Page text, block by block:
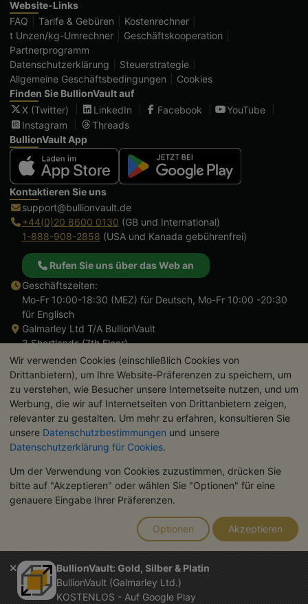
Wir verwenden Cookies (einschließlich Cookies von
Drittanbietern), um Ihre Website-Präferenzen zu speichern, um
zu verstehen, wie Besucher unsere Internetseite nutzen, und um
Werbung, die wir auf Internetseiten von Drittanbietern zeigen,
relevanter zu gestalten. Um mehr zu erfahren, konsultieren Sie
unsere Datenschutzbestimmungen und unsere
Datenschutzerklärung für Cookies.
Um der Verwendung von Cookies zuzustimmen, drücken Sie
bitte auf "Akzeptieren" oder wählen Sie "Optionen" für eine
genauere Eingabe Ihrer Präferenzen.
Optionen Akzeptieren
BullionVault: Gold, Silber & Platin
BullionVault (Galmarley Ltd.)
KOSTENLOS - Auf Google Play
Website-Links
FAQ
Tarife & Gebüren
Kostenrechner
t Unzen/kg-Umrechner
Geschäftskooperation
Partnerprogramm
Datenschutzerklärung
Steuerstrategie
Allgemeine Geschäftsbedingungen
Cookies
Finden Sie BullionVault auf
X (Twitter)
LinkedIn Facebook
YouTube
Instagram
Threads
BullionVault App
Kontaktieren Sie uns
support@bullionvault.de
+44(0)20 8600 0130 (GB und International)
1-888-908-2858 (USA und Kanada gebührenfrei)
Rufen Sie uns über das Web an
Geschäftszeiten:
Mo-Fr 10:00-18:30 (MEZ) für Deutsch, Mo-Fr 10:00 -20:30
für Englisch
Galmarley Ltd T/A BullionVault
3 Shortlands (7th Floor)
Hammersmith
London
W6 8DA
Großbritannien
TrustScore 4.8 | 724 Bewertungen
BITTE BEACHTEN SIE: Der Wert von Edelmetallen kann sowohl
steigen als auch fallen. Historische Trends sind keine Garantie
für zukünftige Preisentwicklungen. Nichts auf den Webseiten
von BullionVault oder in der Kommunikation stellt eine
Anlageberatung dar. Sie sollten sich von einem Fachmann
beraten lassen, um zu sehen, ob der Besitz von Edelmetallen
das Richtige für Sie ist.
Galmarley Ltd. (Handelsname BullionVault) ist registriert in
England und Wales unter der Steuernummer 4943684